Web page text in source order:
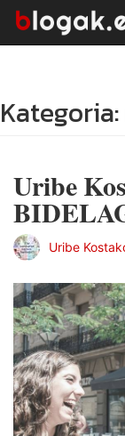
Kategoria:
Uribe
Uribe